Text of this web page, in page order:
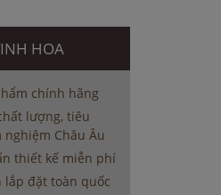
HOA
chính hãng
lượng, tiêu
nghiệm Châu Âu
thiết kế miễn phí
lắp đặt toàn quốc